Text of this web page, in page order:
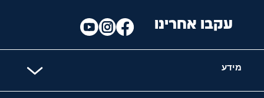
מידע
עקבו אחרינו